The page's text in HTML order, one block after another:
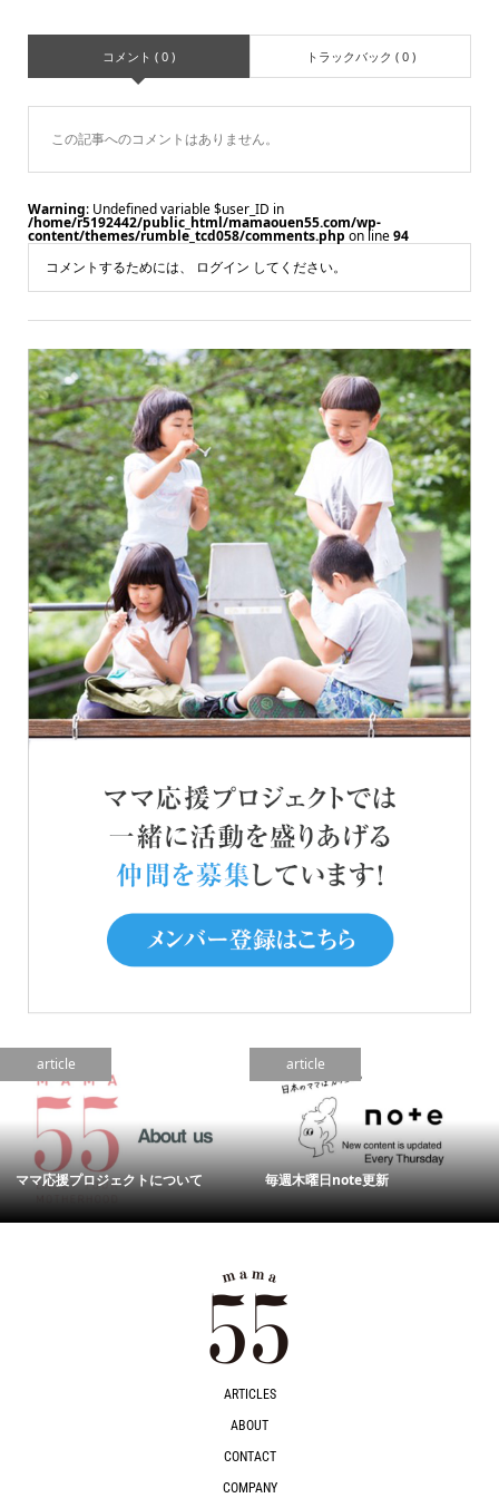
コメント ( 0 ) トラックバック ( 0 )
この記事へのコメントはありません。
Warning: Undefined variable $user_ID in
/home/r5192442/public_html/mamaouen55.com/wp-
content/themes/rumble_tcd058/comments.php on line94
コメントするためには、
ログイン してください。
article
ママ応援プロジェクトについて
article
毎週木曜日note更新
ARTICLES
ABOUT
CONTACT
COMPANY